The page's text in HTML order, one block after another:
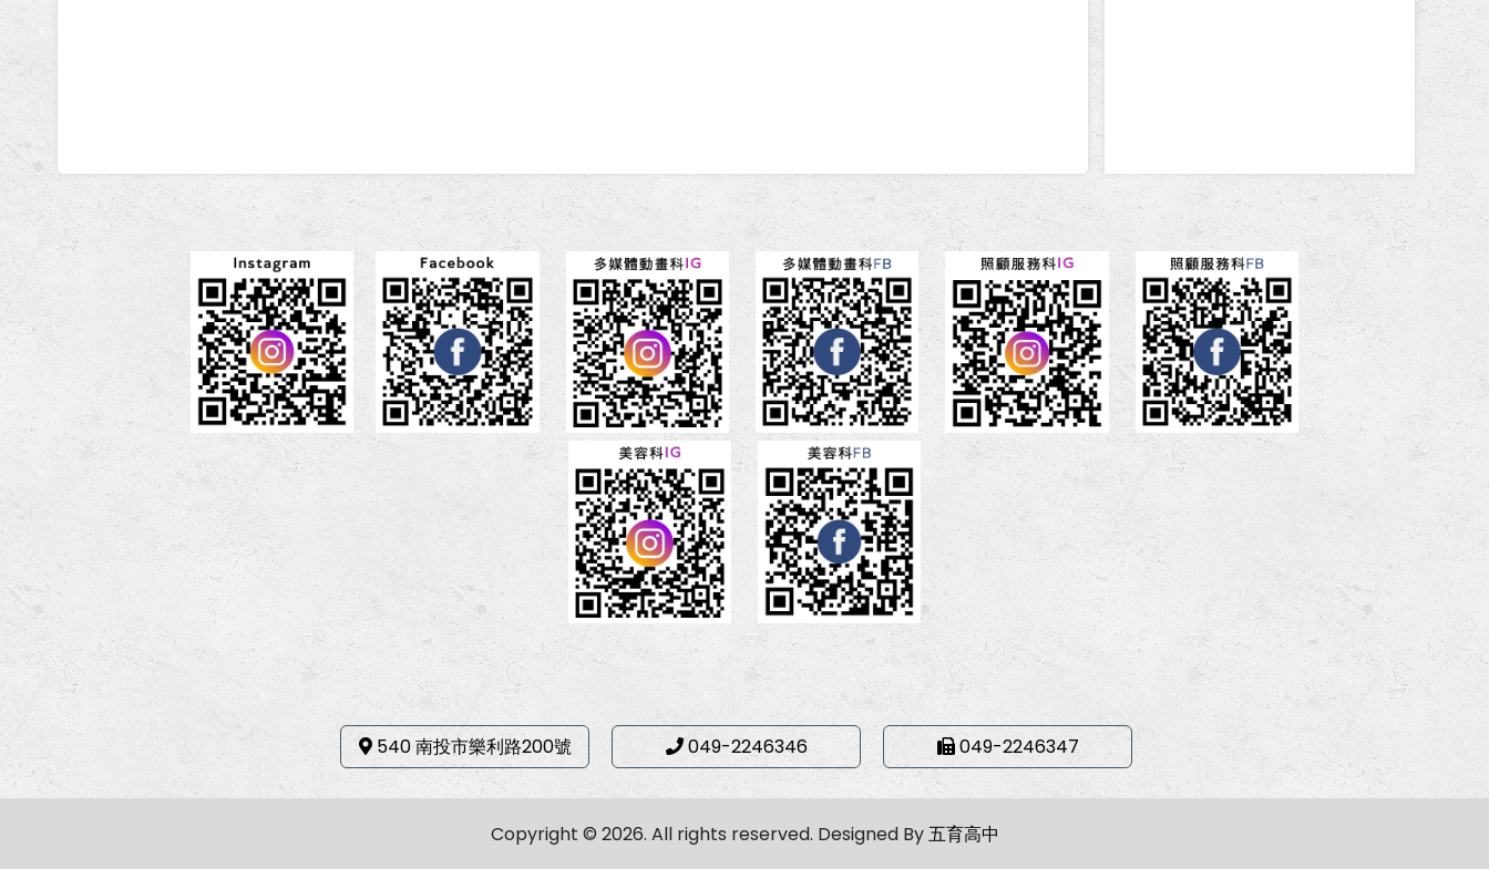
540 南投市樂利路200號 049-2246346 049-2246347
Copyright © 2026. All rights reserved. Designed By五育高中